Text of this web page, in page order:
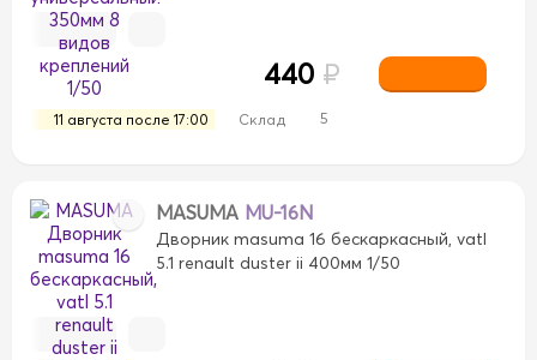
11 августа после 17:00 Склад 5
440 ₽
MASUMA MU-16N
Дворник masuma 16 бескаркасный, vatl
5.1 renault duster ii 400мм 1/50